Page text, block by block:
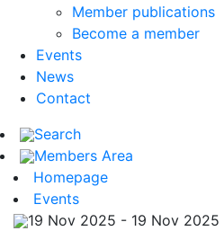
Member publications
Become a member
Events
News
Contact
Search
Members Area
Homepage
Events
19 Nov 2025 - 19 Nov 2025